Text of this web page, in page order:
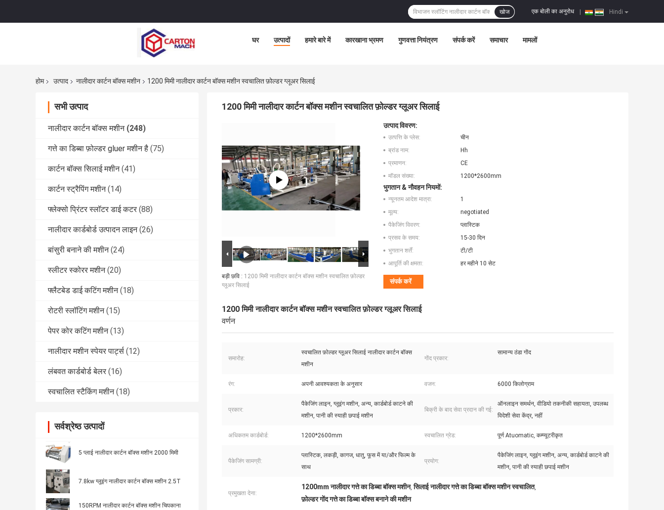
Hindi
एक बोली का अनुरोध
खोज
घर उत्पादों हमारे बारे में कारखाना भ्रमण गुणवत्ता नियंत्रण संपर्क करें समाचार मामलों
होम उत्पाद नालीदार कार्टन बॉक्स मशीन 1200 मिमी नालीदार कार्टन बॉक्स मशीन स्वचालित फ़ोल्डर ग्लूअर सिलाई
सभी उत्पाद
नालीदार कार्टन बॉक्स मशीन (248)
गत्ते का डिब्बा फ़ोल्डर gluer मशीन है (75)
कार्टन बॉक्स सिलाई मशीन (41)
कार्टन स्ट्रैपिंग मशीन (14)
फ्लेक्सो प्रिंटर स्लॉटर डाई कटर (88)
नालीदार कार्डबोर्ड उत्पादन लाइन (26)
बांसुरी बनाने की मशीन (24)
स्लीटर स्कोरर मशीन (20)
फ्लैटबेड डाई कटिंग मशीन (18)
रोटरी स्लॉटिंग मशीन (15)
पेपर कोर कटिंग मशीन (13)
नालीदार मशीन स्पेयर पार्ट्स (12)
लंबवत कार्डबोर्ड बेलर (16)
स्वचालित स्टैकिंग मशीन (18)
सर्वश्रेष्ठ उत्पादों
5 प्लाई नालीदार कार्टन बॉक्स मशीन 2000 मिमी
7.8kw ग्लूइंग नालीदार कार्टन बॉक्स मशीन 2.5T
150RPM नालीदार कार्टन बॉक्स मशीन चिपकाना
1200 मिमी नालीदार कार्टन बॉक्स मशीन स्वचालित फ़ोल्डर ग्लूअर सिलाई
बड़ी छवि : 1200 मिमी नालीदार कार्टन बॉक्स मशीन स्वचालित फ़ोल्डर
ग्लूअर सिलाई
उत्पाद विवरण:
उत्पत्ति के प्लेस:
चीन
ब्रांड नाम:
Hh
प्रमाणन:
CE
मॉडल संख्या:
1200*2600mm
भुगतान & नौवहन नियमों:
न्यूनतम आदेश मात्रा:
1
मूल्य:
negotiated
पैकेजिंग विवरण:
प्लास्टिक
प्रसव के समय:
15-30 दिन
भुगतान शर्तें:
टी/टी
आपूर्ति की क्षमता:
हर महीने 10 सेट
संपर्क करें
1200 मिमी नालीदार कार्टन बॉक्स मशीन स्वचालित फ़ोल्डर ग्लूअर सिलाई
वर्णन
समारोह:
स्वचालित फ़ोल्डर ग्लूअर सिलाई नालीदार कार्टन बॉक्स
मशीन
गोंद प्रकार:
सामान्य ठंडा गोंद
रंग: अपनी आवश्यकता के अनुसार वजन: 6000 किलोग्राम
प्रकार:
पैकेजिंग लाइन, ग्लूइंग मशीन, अन्य, कार्डबोर्ड काटने की
मशीन, पानी की स्याही छपाई मशीन
बिक्री के बाद सेवा प्रदान की गई:
ऑनलाइन समर्थन, वीडियो तकनीकी सहायता, उपलब्ध
विदेशी सेवा केंद्र, नहीं
अधिकतम कार्डबोर्ड: 1200*2600mm स्वचालित ग्रेड: पूर्ण Atuomatic, कम्प्यूटरीकृत
पैकेजिंग सामग्री:
प्लास्टिक, लकड़ी, कागज, धातु, फूस में या/और फिल्म के
साथ
प्रयोग:
पैकेजिंग लाइन, ग्लूइंग मशीन, अन्य, कार्डबोर्ड काटने की
मशीन, पानी की स्याही छपाई मशीन
प्रमुखता देना:
1200mm नालीदार गत्ते का डिब्बा बॉक्स मशीन,सिलाई नालीदार गत्ते का डिब्बा बॉक्स मशीन स्वचालित,
फ़ोल्डर गोंद गत्ते का डिब्बा बॉक्स बनाने की मशीन